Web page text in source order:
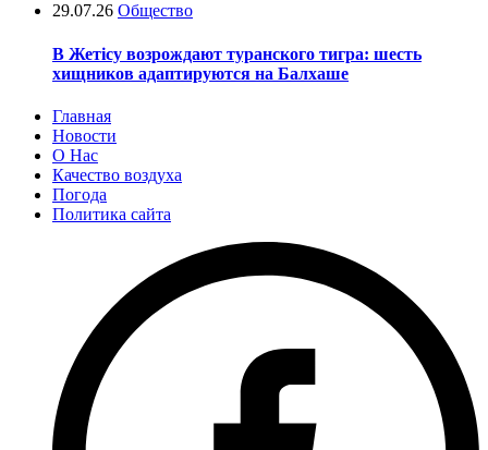
29.07.26 Общество
В Жетісу возрождают туранского тигра: шесть
хищников адаптируются на Балхаше
Главная
Новости
О Нас
Качество воздуха
Погода
Политика сайта